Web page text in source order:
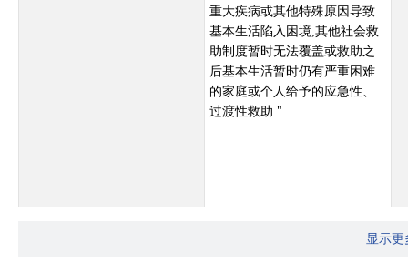
重大疾病或其他特殊原因导致
基本生活陷入困境,其他社会救
助制度暂时无法覆盖或救助之
后基本生活暂时仍有严重困难
的家庭或个人给予的应急性、
过渡性救助 "
显示更